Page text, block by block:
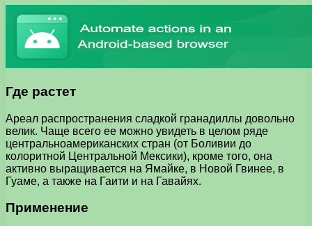
Где растет
Ареал распространения сладкой гранадиллы довольно
велик. Чаще всего ее можно увидеть в целом ряде
центральноамериканских стран (от Боливии до
колоритной Центральной Мексики), кроме того, она
активно выращивается на Ямайке, в Новой Гвинее, в
Гуаме, а также на Гаити и на Гавайях.
Применение